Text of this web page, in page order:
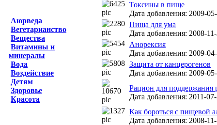
Аюрведа
Вегетарианство
Вещества
Витамины и
минералы
Вода
Воздействие
Детям
Здоровье
Красота
Токсины в пище
Дата добавления: 2009-
Пища для ума
Дата добавления: 2008-
Анорексия
Дата добавления: 2009-
Защита от канцерогенов
Дата добавления: 2009-
Рацион для
Дата добавления: 2011-
Как бороться с пищевой
Дата добавления: 2008-